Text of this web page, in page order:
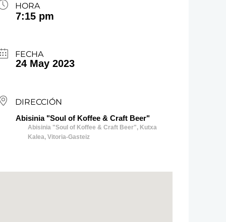
HORA
7:15 pm
FECHA
24 May 2023
DIRECCIÓN
Abisinia "Soul of Koffee & Craft Beer"
Abisinia "Soul of Koffee & Craft Beer", Kutxa
Kalea, Vitoria-Gasteiz